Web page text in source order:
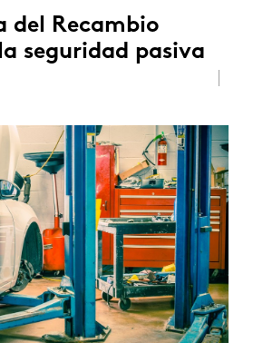
del Recambio
seguridad pasiva